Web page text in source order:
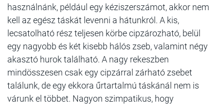
használnánk, például egy kéziszerszámot, akkor nem
kell az egész táskát levenni a hátunkról. A kis,
lecsatolható rész teljesen körbe cipzározható, belül
egy nagyobb és két kisebb hálós zseb, valamint négy
akasztó hurok található. A nagy rekeszben
mindösszesen csak egy cipzárral zárható zsebet
találunk, de egy ekkora űrtartalmú táskánál nem is
várunk el többet. Nagyon szimpatikus, hogy